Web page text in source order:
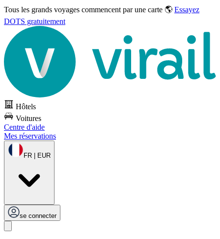
Tous les grands voyages commencent par une carte 🌎 Essayez
DOTS gratuitement
Hôtels
Voitures
Centre d'aide
Mes réservations
FR | EUR
se connecter